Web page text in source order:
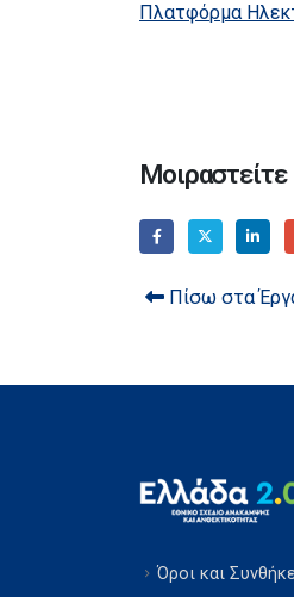
Πλατφόρμα
Μοιραστείτε
Πίσω στα
Όροι και